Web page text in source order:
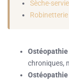
Sèche-
chroniques,